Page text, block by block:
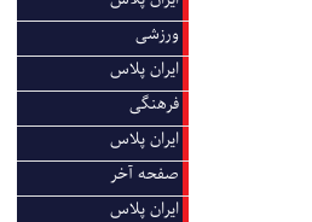
ورزشی
ایران پلاس
فرهنگی
ایران پلاس
صفحه آخر
ایران پلاس